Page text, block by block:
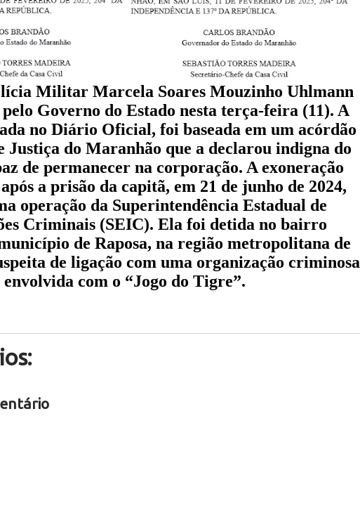
Militar Marcela Soares Mouzinho Uhlmann
Governo do Estado nesta terça-feira (11). A
no Diário Oficial, foi baseada em um acórdão
Justiça do Maranhão que a declarou indigna do
de permanecer na corporação. A exoneração
a prisão da capitã, em 21 de junho de 2024,
operação da Superintendência Estadual de
Criminais (SEIC). Ela foi detida no bairro
de Raposa, na região metropolitana de
de ligação com uma organização criminosa
envolvida com o “Jogo do Tigre”.